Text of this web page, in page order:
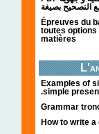
التصحيح بصيغة
Épreuves du
toutes options
matières
Examples of
.simple
Grammar
How to write